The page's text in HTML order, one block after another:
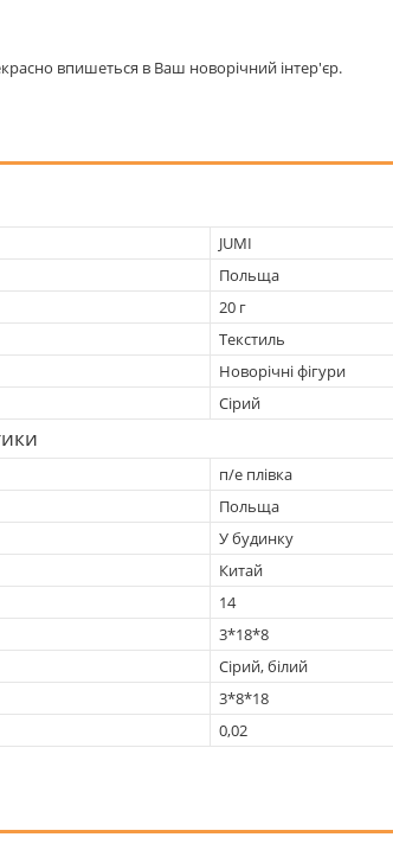
впишеться в Ваш новорічний інтер'єр.
JUMI
Польща
20 г
Текстиль
Новорічні фігури
Сірий
п/е плівка
Польща
У будинку
Китай
14
3*18*8
Сірий, білий
3*8*18
0,02